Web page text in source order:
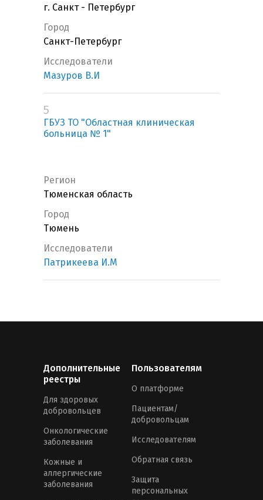
г. Санкт - Петербург
Город
Санкт-Петербург
Исследователи
Мазуров В.И
5
ГБУЗ ТО "Областная клиническая
больница № 1"
Регион
Тюменская область
Город
Тюмень
Исследователи
Патрикеева И.М
Дополнительные
реестры
Для здоровых
добровольцев
Онкологические
заболевания
Кожные и
аллергические
заболевания
Пользователям
О платформе
Пациентам/
добровольцам
Исследователям
Обратная связь
Защита
персональных